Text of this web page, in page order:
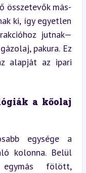
összetevők más-
ki, így egyetlen
jutnak—
pakura. Ez
alapját az ipari
a kőolaj
egysége a
kolonna. Belül
egymás fölött,